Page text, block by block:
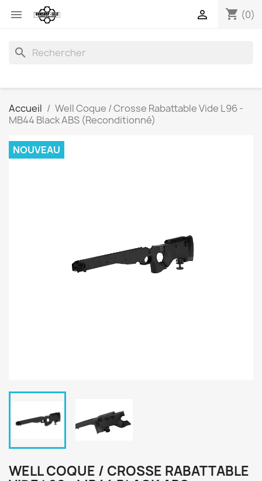
 shopping_cart (0)

search
Accueil
Well Coque / Crosse Rabattable Vide L96 -
MB44 Black ABS (Reconditionné)
NOUVEAU
WELL COQUE / CROSSE RABATTABLE